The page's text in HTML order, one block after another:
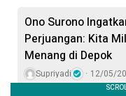
Ono Surono
Perjuangan: Kita
Menang di Depok
Supriyadi 12/05/